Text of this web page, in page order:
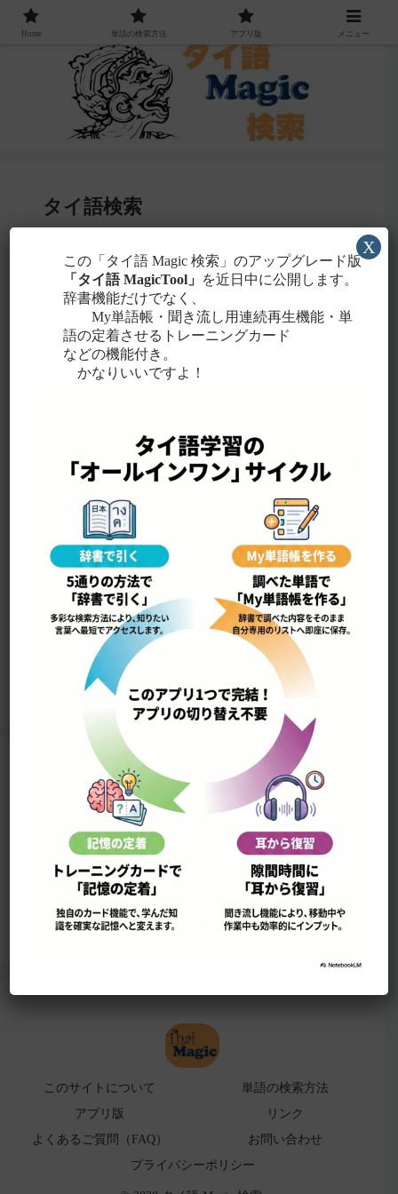
タイ語検索
・聞こえたタイ語を一番近いと感じるローマ字
に置き換えて検索！
タイ文字での検索も含め、詳しくはこちら。
wan•na•yúk วรรณยุกต์
声調記号
このサイトについて
単語の検索法
ローマ字表
よくある検索ミス！
このサイトについて
単語の検索方法
アプリ版
リンク
よくあるご質問（FAQ）
お問い合わせ
プライバシーポリシー
Home 単語の検索方法 アプリ版 メニュー
この「タイ語 Magic 検索」のアップグレード版
「タイ語 MagicTool」
を近日中に公開します。
辞書機能だけでなく、
My単語帳・聞き流し用連続再生機能・単
語の定着させるトレーニングカード
などの機能付き。
かなりいいですよ！
X